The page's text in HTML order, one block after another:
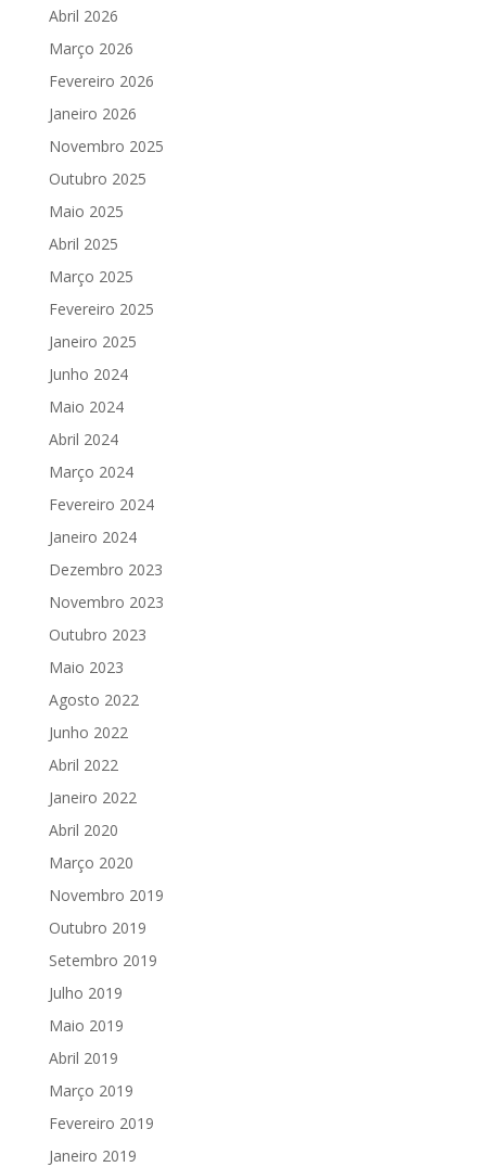
Abril 2026
Março 2026
Fevereiro 2026
Janeiro 2026
Novembro 2025
Outubro 2025
Maio 2025
Abril 2025
Março 2025
Fevereiro 2025
Janeiro 2025
Junho 2024
Maio 2024
Abril 2024
Março 2024
Fevereiro 2024
Janeiro 2024
Dezembro 2023
Novembro 2023
Outubro 2023
Maio 2023
Agosto 2022
Junho 2022
Abril 2022
Janeiro 2022
Abril 2020
Março 2020
Novembro 2019
Outubro 2019
Setembro 2019
Julho 2019
Maio 2019
Abril 2019
Março 2019
Fevereiro 2019
Janeiro 2019